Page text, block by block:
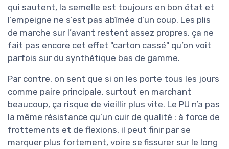
qui sautent, la semelle est toujours en bon état et
l’empeigne ne s’est pas abîmée d’un coup. Les plis
de marche sur l’avant restent assez propres, ça ne
fait pas encore cet effet "carton cassé" qu’on voit
parfois sur du synthétique bas de gamme.
Par contre, on sent que si on les porte tous les jours
comme paire principale, surtout en marchant
beaucoup, ça risque de vieillir plus vite. Le PU n’a pas
la même résistance qu’un cuir de qualité : à force de
frottements et de flexions, il peut finir par se
marquer plus fortement, voire se fissurer sur le long